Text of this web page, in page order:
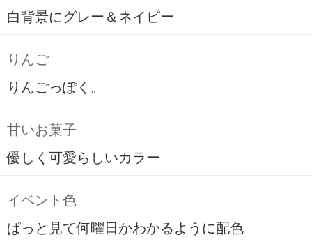
白背景にグレー＆ネイビー
りんご
りんごっぽく。
甘いお菓子
優しく可愛らしいカラー
イベント色
ぱっと見て何曜日かわかるように配色